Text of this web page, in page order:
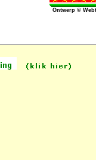
Ontwerp ©